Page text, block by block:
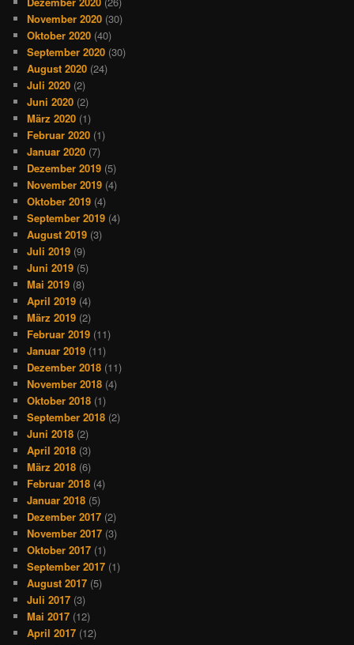
November 2020 (30)
Oktober 2020 (40)
September 2020 (30)
August 2020 (24)
Juli 2020 (2)
Juni 2020 (2)
März 2020 (1)
Februar 2020 (1)
Januar 2020 (7)
Dezember 2019 (5)
November 2019 (4)
Oktober 2019 (4)
September 2019 (4)
August 2019 (3)
Juli 2019 (9)
Juni 2019 (5)
Mai 2019 (8)
April 2019 (4)
März 2019 (2)
Februar 2019 (11)
Januar 2019 (11)
Dezember 2018 (11)
November 2018 (4)
Oktober 2018 (1)
September 2018 (2)
Juni 2018 (2)
April 2018 (3)
März 2018 (6)
Februar 2018 (4)
Januar 2018 (5)
Dezember 2017 (2)
November 2017 (3)
Oktober 2017 (1)
September 2017 (1)
August 2017 (5)
Juli 2017 (3)
Mai 2017 (12)
April 2017 (12)